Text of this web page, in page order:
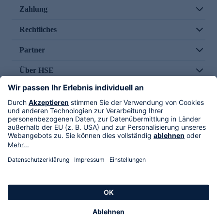
Zahlung
Rechtliches
Partner
Über HSE
Im TV
HSE International